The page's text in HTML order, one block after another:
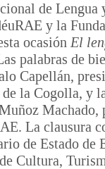
de Lengua
y la
ocasión El
palabras de
Capellán,
la Cogolla, y
Machado,
La clausura
de Estado de
Cultura,